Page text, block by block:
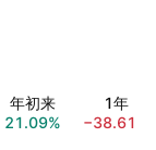
年初来
21.09%
1年
−38.61%